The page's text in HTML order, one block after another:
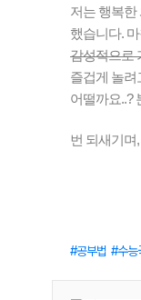
저는 행복한
했습니다.
감성적으로
즐겁게 놀려
어떨까요..?
번 되새기며
공부법 수능